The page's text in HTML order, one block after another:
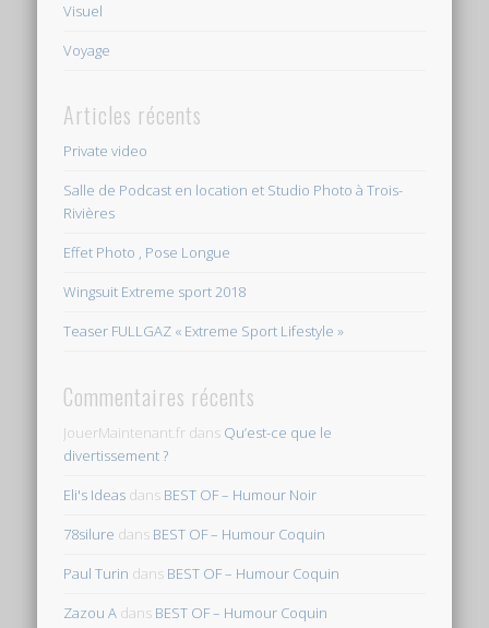
Visuel
Voyage
Articles récents
Private video
Salle de Podcast en location et Studio Photo à Trois-
Rivières
Effet Photo , Pose Longue
Wingsuit Extreme sport 2018
Teaser FULLGAZ « Extreme Sport Lifestyle »
Commentaires récents
JouerMaintenant.fr dans Qu’est-ce que le
divertissement ?
Eli's Ideas dans BEST OF – Humour Noir
78silure dans BEST OF – Humour Coquin
Paul Turin dans BEST OF – Humour Coquin
Zazou A dans BEST OF – Humour Coquin